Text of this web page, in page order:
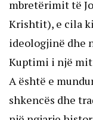
mbretërimit të
Krishtit), e cila
ideologjinë dhe
Kuptimi i një
A është e
shkencës dhe